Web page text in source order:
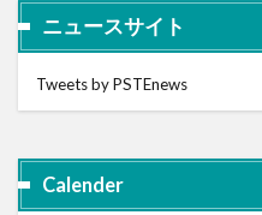
ニュースサイト
Tweets by PSTEnews
Calender